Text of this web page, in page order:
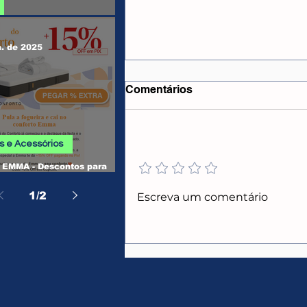
EMMA - Descontos para
e Acessórios
de 2025
1/2
CUPONS ALIEXPRESS
Comentários
Escreva um comentário